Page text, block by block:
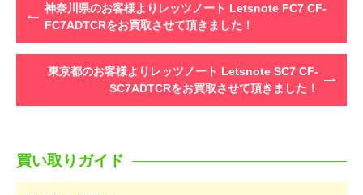
神奈川県のお客様よりレッツノート Letsnote FC7 CF-
FC7ADTCRをお買取させて頂きました！
東京都のお客様よりレッツノート Letsnote SC7 CF-
SC7ADTCRをお買取させて頂きました！
買い取りガイド